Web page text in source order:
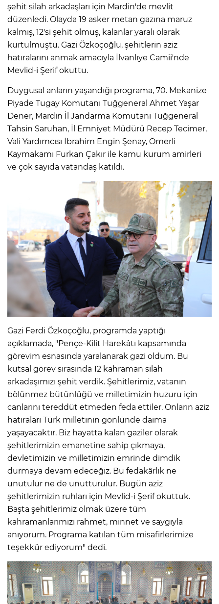
şehit silah arkadaşları için Mardin'de mevlit
düzenledi. Olayda 19 asker metan gazına maruz
kalmış, 12'si şehit olmuş, kalanlar yaralı olarak
kurtulmuştu. Gazi Özkoçoğlu, şehitlerin aziz
hatıralarını anmak amacıyla İlvanlıye Camii'nde
Mevlid-i Şerif okuttu.
Duygusal anların yaşandığı programa, 70. Mekanize
Piyade Tugay Komutanı Tuğgeneral Ahmet Yaşar
Dener, Mardin İl Jandarma Komutanı Tuğgeneral
Tahsin Saruhan, İl Emniyet Müdürü Recep Tecimer,
Vali Yardımcısı İbrahim Engin Şenay, Ömerli
Kaymakamı Furkan Çakır ile kamu kurum amirleri
ve çok sayıda vatandaş katıldı.
Gazi Ferdi Özkoçoğlu, programda yaptığı
açıklamada, "Pençe-Kilit Harekâtı kapsamında
görevim esnasında yaralanarak gazi oldum. Bu
kutsal görev sırasında 12 kahraman silah
arkadaşımızı şehit verdik. Şehitlerimiz, vatanın
bölünmez bütünlüğü ve milletimizin huzuru için
canlarını tereddüt etmeden feda ettiler. Onların aziz
hatıraları Türk milletinin gönlünde daima
yaşayacaktır. Biz hayatta kalan gaziler olarak
şehitlerimizin emanetine sahip çıkmaya,
devletimizin ve milletimizin emrinde dimdik
durmaya devam edeceğiz. Bu fedakârlık ne
unutulur ne de unutturulur. Bugün aziz
şehitlerimizin ruhları için Mevlid-i Şerif okuttuk.
Başta şehitlerimiz olmak üzere tüm
kahramanlarımızı rahmet, minnet ve saygıyla
anıyorum. Programa katılan tüm misafirlerimize
teşekkür ediyorum" dedi.